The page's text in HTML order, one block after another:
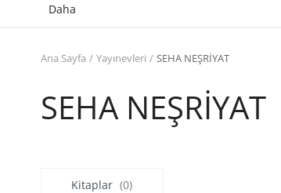
Daha
Ana Sayfa Yayınevleri SEHA NEŞRİYAT
SEHA NEŞRİYAT
Kitaplar (0)